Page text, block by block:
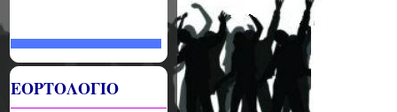
ΕΟΡΤΟΛΟΓΙΟ